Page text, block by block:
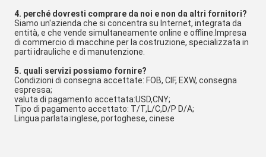
4. perché dovresti comprare da noi e non da altri fornitori?
Siamo un'azienda che si concentra su Internet, integrata da
entità, e che vende simultaneamente online e offline.Impresa
di commercio di macchine per la costruzione, specializzata in
parti idrauliche e di manutenzione.
5. quali servizi possiamo fornire?
Condizioni di consegna accettate: FOB, CIF, EXW, consegna
espressa;
valuta di pagamento accettata:USD,CNY;
Tipo di pagamento accettato: T/T,L/C,D/P D/A;
Lingua parlata:inglese, portoghese, cinese